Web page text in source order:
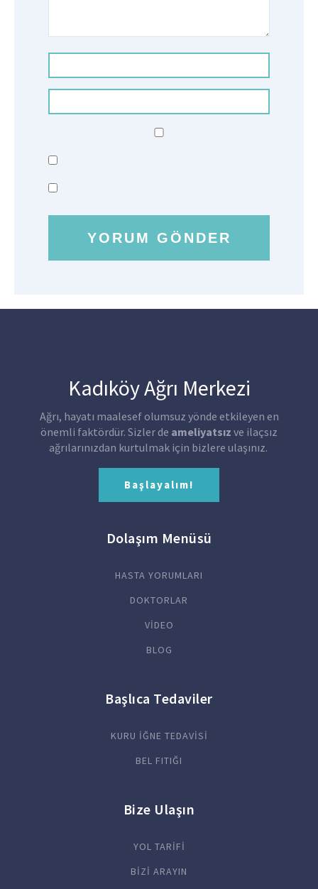
Kadıköy Ağrı Merkezi
Ağrı, hayatı maalesef olumsuz yönde etkileyen en
önemli faktördür. Sizler de ameliyatsız ve ilaçsız
ağrılarınızdan kurtulmak için bizlere ulaşınız.
Başlayalım!
Dolaşım Menüsü
HASTA YORUMLARI
DOKTORLAR
VİDEO
BLOG
Başlıca Tedaviler
KURU İĞNE TEDAVİSİ
BEL FITIĞI
Bize Ulaşın
YOL TARİFİ
BİZİ ARAYIN